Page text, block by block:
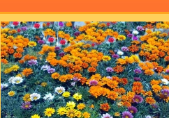
نیست که با گذشت زمان التیام پیدا